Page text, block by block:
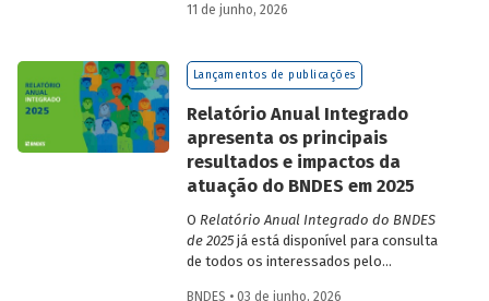
desigualdade de renda no Brasil, no
BNDES.
11 de junho, 2026
Lançamentos de publicações
Relatório Anual Integrado
apresenta os principais
resultados e impactos da
atuação do BNDES em 2025
O Relatório Anual Integrado do BNDES
de 2025já está disponível para consulta
de todos os interessados pelo
BNDES • 03 de junho, 2026